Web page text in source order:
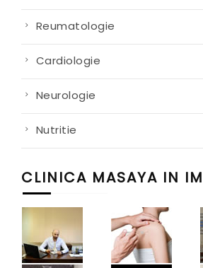
Reumatologie
Cardiologie
Neurologie
Nutritie
CLINICA MASAYA IN